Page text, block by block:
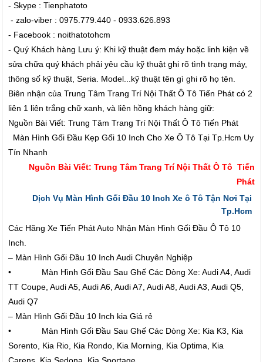
- Skype : Tienphatoto
- zalo-viber : 0975.779.440 - 0933.626.893
- Facebook : noithatotohcm
- Quý Khách hàng Lưu ý: Khi kỹ thuật đem máy hoặc linh kiện về
sửa chữa quý khách phải yêu cầu kỹ thuật ghi rõ tình trạng máy,
thông số kỹ thuật, Seria. Model...kỹ thuật tên gì ghi rõ họ tên.
Biên nhận của Trung Tâm Trang Trí Nội Thất Ô Tô Tiến Phát có 2
liên 1 liên trắng chữ xanh, và liên hồng khách hàng giữ:
Nguồn Bài Viết: Trung Tâm Trang Trí Nội Thất Ô Tô Tiến Phát
Màn Hình Gối Đầu Kẹp Gối 10 Inch Cho Xe Ô Tô Tại Tp.Hcm Uy
Tín Nhanh
Nguồn Bài Viết: Trung Tâm Trang Trí Nội Thất Ô Tô Tiến
Phát
Dịch Vụ Màn Hình Gối Đầu 10 Inch Xe ô Tô Tận Nơi Tại
Tp.Hcm
Các Hãng Xe Tiến Phát Auto Nhận Màn Hình Gối Đầu Ô Tô 10
Inch.
– Màn Hình Gối Đầu 10 Inch Audi Chuyên Nghiệp
• Màn Hình Gối Đầu Sau Ghế Các Dòng Xe: Audi A4, Audi
TT Coupe, Audi A5, Audi A6, Audi A7, Audi A8, Audi A3, Audi Q5,
Audi Q7
– Màn Hình Gối Đầu 10 Inch kia Giá rẻ
• Màn Hình Gối Đầu Sau Ghế Các Dòng Xe: Kia K3, Kia
Sorento, Kia Rio, Kia Rondo, Kia Morning, Kia Optima, Kia